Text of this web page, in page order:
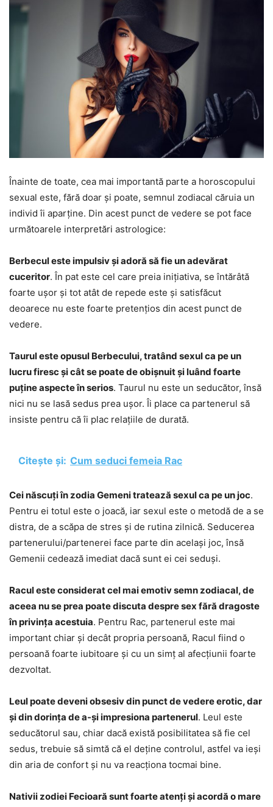
Înainte de toate, cea mai importantă parte a horoscopului
sexual este, fără doar și poate, semnul zodiacal căruia un
individ îi aparține. Din acest punct de vedere se pot face
următoarele interpretări astrologice:
Berbecul este impulsiv și adoră să fie un adevărat
cuceritor. În pat este cel care preia inițiativa, se întărâtă
foarte ușor și tot atât de repede este și satisfăcut
deoarece nu este foarte pretențios din acest punct de
vedere.
Taurul este opusul Berbecului, tratând sexul ca pe un
lucru firesc și cât se poate de obișnuit și luând foarte
puține aspecte în serios. Taurul nu este un seducător, însă
nici nu se lasă sedus prea ușor. Îi place ca partenerul să
insiste pentru că îi plac relațiile de durată.
Citește și: Cum seduci femeia Rac
Cei născuți în zodia Gemeni tratează sexul ca pe un joc.
Pentru ei totul este o joacă, iar sexul este o metodă de a se
distra, de a scăpa de stres și de rutina zilnică. Seducerea
partenerului/partenerei face parte din același joc, însă
Gemenii cedează imediat dacă sunt ei cei seduși.
Racul este considerat cel mai emotiv semn zodiacal, de
aceea nu se prea poate discuta despre sex fără dragoste
în privința acestuia. Pentru Rac, partenerul este mai
important chiar și decât propria persoană, Racul fiind o
persoană foarte iubitoare și cu un simț al afecțiunii foarte
dezvoltat.
Leul poate deveni obsesiv din punct de vedere erotic, dar
și din dorința de a-și impresiona partenerul. Leul este
seducătorul sau, chiar dacă există posibilitatea să fie cel
sedus, trebuie să simtă că el deține controlul, astfel va ieși
din aria de confort și nu va reacționa tocmai bine.
Nativii zodiei Fecioară sunt foarte atenți și acordă o mare